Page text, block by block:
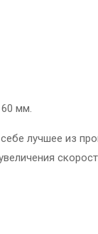
мм.
лучшее из